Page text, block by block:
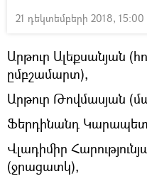
21 դեկտեմբերի 2018, 15:00
Արթուր Ալեքսանյան
ըմբշամարտ),
Արթուր Թովմասյան
Ֆերդինանդ
Վլադիմիր
(ջրացատկ),